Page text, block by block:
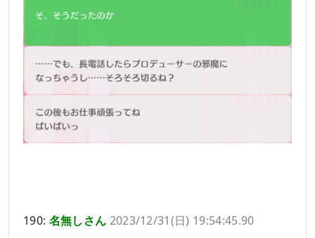
190: 名無しさん 2023/12/31(日) 19:54:45.90